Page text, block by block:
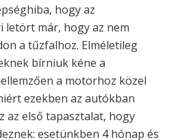
hogy az
letört már, hogy az nem
a tűzfalhoz. Elméletileg
bírniuk kéne a
a motorhoz közel
ezekben az autókban
az első tapasztalat, hogy
esetünkben 4 hónap és